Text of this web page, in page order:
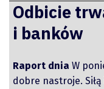
Odbicie
i banków
Raport dnia W
dobre nastroje.